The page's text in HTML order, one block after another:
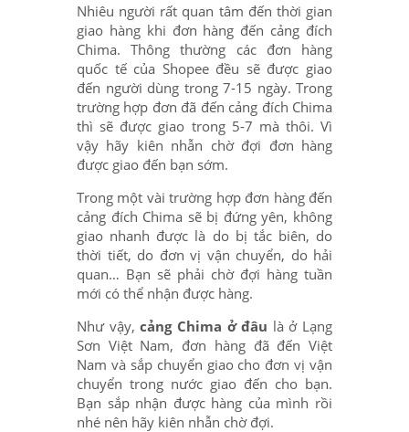
Nhiêu người rất quan tâm đến thời gian
giao hàng khi đơn hàng đến cảng đích
Chima. Thông thường các đơn hàng
quốc tế của Shopee đều sẽ được giao
đến người dùng trong 7-15 ngày. Trong
trường hợp đơn đã đến cảng đích Chima
thì sẽ được giao trong 5-7 mà thôi. Vì
vậy hãy kiên nhẫn chờ đợi đơn hàng
được giao đến bạn sớm.
Trong một vài trường hợp đơn hàng đến
cảng đích Chima sẽ bị đứng yên, không
giao nhanh được là do bị tắc biên, do
thời tiết, do đơn vị vận chuyển, do hải
quan… Bạn sẽ phải chờ đợi hàng tuần
mới có thể nhận được hàng.
Như vậy,cảng Chima ở đâu là ở Lạng
Sơn Việt Nam, đơn hàng đã đến Việt
Nam và sắp chuyển giao cho đơn vị vận
chuyển trong nước giao đến cho bạn.
Bạn sắp nhận được hàng của mình rồi
nhé nên hãy kiên nhẫn chờ đợi.